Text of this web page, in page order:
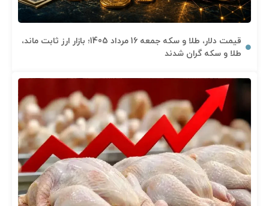
قیمت دلار، طلا و سکه جمعه 16 مرداد 1405؛ بازار ارز ثابت ماند،
طلا و سکه گران شدند